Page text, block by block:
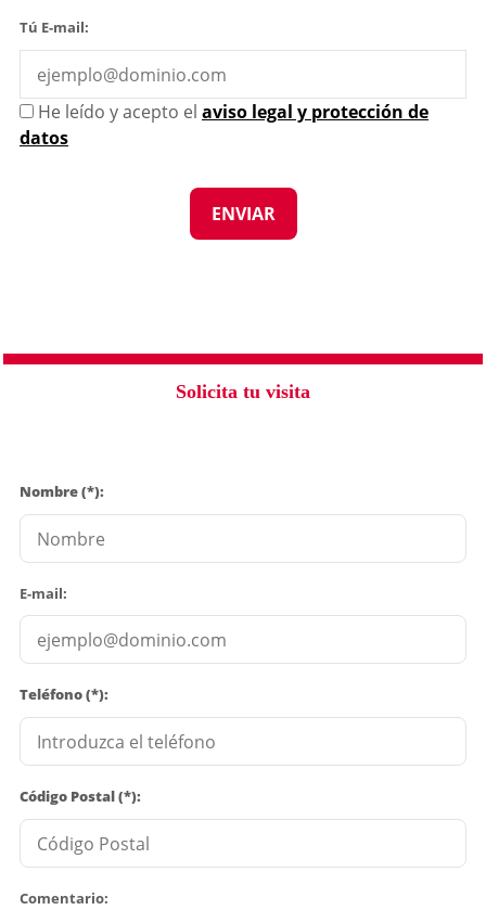
Solicita tu visita
Nombre (*):
E-mail:
Teléfono (*):
Código Postal (*):
Comentario:
Tú E-mail:
He leído y acepto el aviso legal y protección de
datos